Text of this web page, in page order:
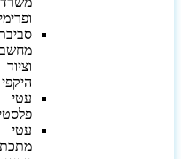
ופרימיום
סביבת
מחשב
וציוד
היקפי
עטי
פלסטיק
עטי
מתכת